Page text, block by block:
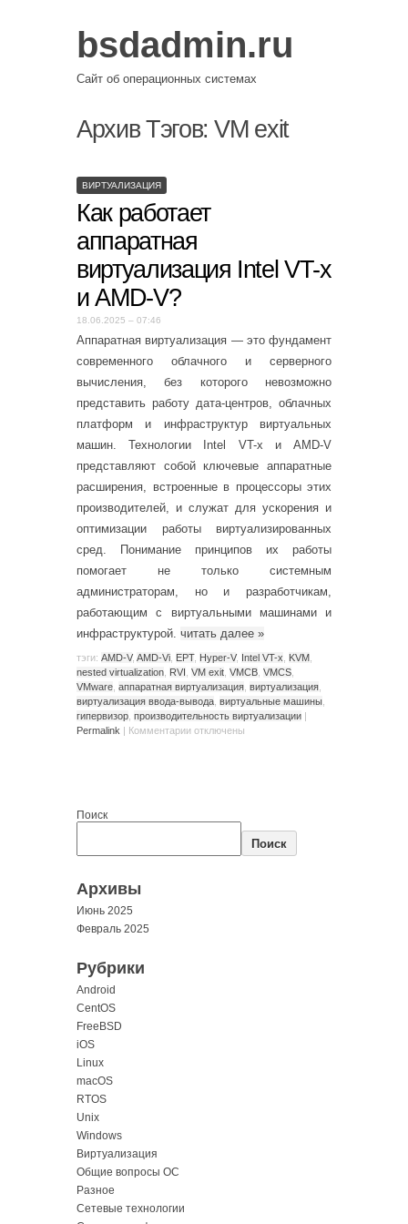
bsdadmin.ru
Сайт об операционных системах
Архив Тэгов:VM exit
ВИРТУАЛИЗАЦИЯ
Как работает
аппаратная
виртуализация Intel VT-x
и AMD-V?
18.06.2025 – 07:46
Аппаратная виртуализация — это фундамент
современного облачного и серверного
вычисления, без которого невозможно
представить работу дата-центров, облачных
платформ и инфраструктур виртуальных
машин. Технологии Intel VT-x и AMD-V
представляют собой ключевые аппаратные
расширения, встроенные в процессоры этих
производителей, и служат для ускорения и
оптимизации работы виртуализированных
сред. Понимание принципов их работы
помогает не только системным
администраторам, но и разработчикам,
работающим с виртуальными машинами и
инфраструктурой. читать далее »
тэги: AMD-V, AMD-Vi EPT, Hyper-V, Intel VT-x KVM
nested virtualization RVI VM exit VMCB VMCS
VMware аппаратная виртуализация виртуализация
виртуализация ввода-вывода виртуальные машины
гипервизор производительность виртуализации |
Permalink | Комментарии отключены
Поиск
Поиск
Архивы
Июнь 2025
Февраль 2025
Рубрики
Android
CentOS
FreeBSD
iOS
Linux
macOS
RTOS
Unix
Windows
Виртуализация
Общие вопросы ОС
Разное
Сетевые технологии